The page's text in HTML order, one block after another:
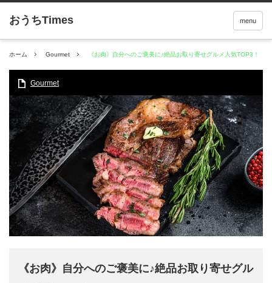
menu
ホーム Gourmet 《お肉》自分へのご褒美に♪絶品お取り寄せグルメ人気TOP3！
Gourmet
《お肉》自分へのご褒美に♪絶品お取り寄せグル